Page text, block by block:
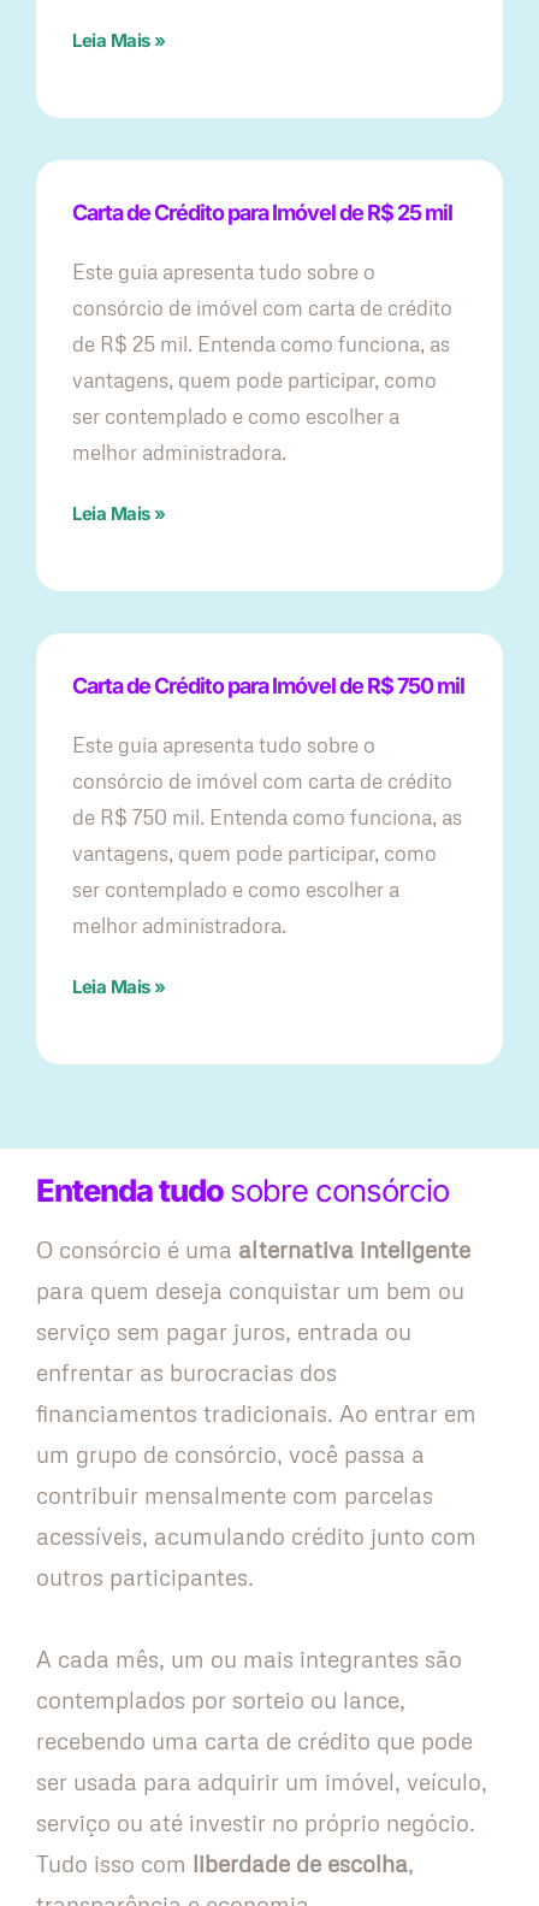
Leia Mais »
Carta de Crédito para Imóvel de R$ 25 mil
Este guia apresenta tudo sobre o
consórcio de imóvel com carta de crédito
de R$ 25 mil. Entenda como funciona, as
vantagens, quem pode participar, como
ser contemplado e como escolher a
melhor administradora.
Leia Mais »
Carta de Crédito para Imóvel de R$ 750 mil
Este guia apresenta tudo sobre o
consórcio de imóvel com carta de crédito
de R$ 750 mil. Entenda como funciona, as
vantagens, quem pode participar, como
ser contemplado e como escolher a
melhor administradora.
Leia Mais »
Entenda tudosobre consórcio
O consórcio é uma alternativa inteligente
para quem deseja conquistar um bem ou
serviço sem pagar juros, entrada ou
enfrentar as burocracias dos
financiamentos tradicionais. Ao entrar em
um grupo de consórcio, você passa a
contribuir mensalmente com parcelas
acessíveis, acumulando crédito junto com
outros participantes.
A cada mês, um ou mais integrantes são
contemplados por sorteio ou lance,
recebendo uma carta de crédito que pode
ser usada para adquirir um imóvel, veículo,
serviço ou até investir no próprio negócio.
Tudo isso com liberdade de escolha,